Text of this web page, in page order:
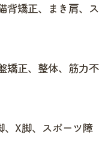
背矯正、まき肩、ス
矯正、整体、筋力不
、X脚、スポーツ障